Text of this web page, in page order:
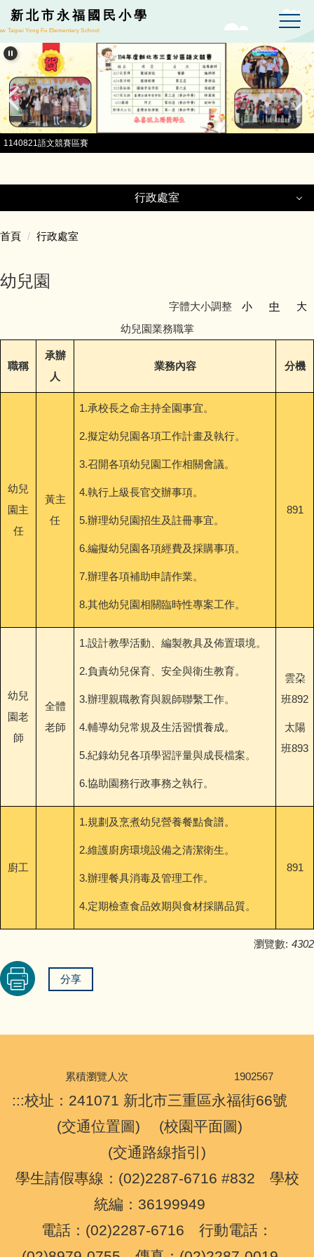
跳到主要內容區
新北市永福國民小學
Taipei Yong Fu Elementary School
1140821語文競賽區賽
行政處室
校長室
總務處
會計室
家長會
首頁 行政處室
幼兒園
字體大小調整 小 中
大
幼兒園業務職掌
職稱
承辦
人
業務內容 分機
幼兒
園主
任
黃主
任
1.承校長之命主持全園事宜。
2.擬定幼兒園各項工作計畫及執行。
3.召開各項幼兒園工作相關會議。
4.執行上級長官交辦事項。
5.辦理幼兒園招生及註冊事宜。
6.編擬幼兒園各項經費及採購事項。
7.辦理各項補助申請作業。
8.其他幼兒園相關臨時性專案工作。
891
幼兒
園老
師
全體
老師
1.設計教學活動、編製教具及佈置環境。
2.負責幼兒保育、安全與衛生教育。
3.辦理親職教育與親師聯繫工作。
4.輔導幼兒常規及生活習慣養成。
5.紀錄幼兒各項學習評量與成長檔案。
6.協助園務行政事務之執行。
雲朶
班892
太陽
班893
廚工
1.規劃及烹煮幼兒營養餐點食譜。
2.維護廚房環境設備之清潔衛生。
3.辦理餐具消毒及管理工作。
4.定期檢查食品效期與食材採購品質。
891
瀏覽數: 4302
分享
累積瀏覽人次 1902567
:::校址：241071 新北市三重區永福街66號
(交通位置圖) (校園平面圖)
(交通路線指引 )
學生請假專線：(02)2287-6716 #832 學校
統編：36199949
電話：(02)2287-6716 行動電話：